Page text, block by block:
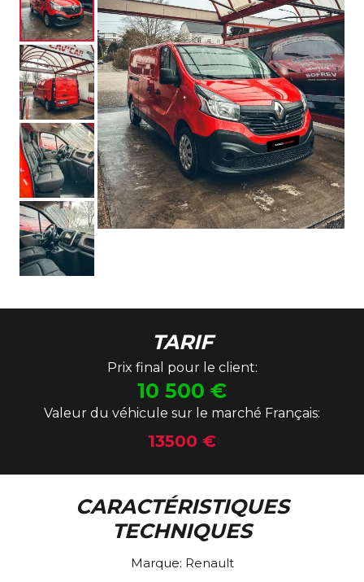
TARIF
Prix final pour le client:
10 500 €
Valeur du véhicule sur le marché Français:
13500 €
CARACTÉRISTIQUES
TECHNIQUES
Marque: Renault